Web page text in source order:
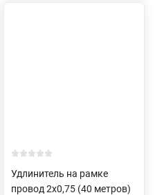
Удлинитель на рамке
провод 2х0,75 (40 метров)